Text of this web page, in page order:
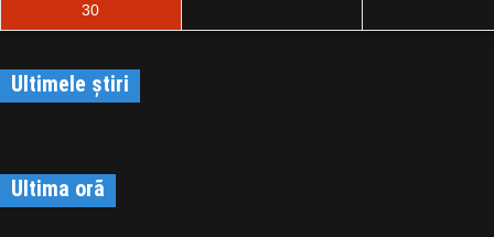
30
Ultimele știri
Ultima orã